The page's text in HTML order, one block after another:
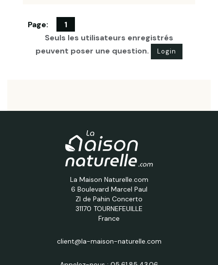
Page:
1
Seuls les utilisateurs enregistrés
peuvent poser une question.
Login
La Maison Naturelle.com
6 Boulevard Marcel Paul
ZI de Pahin Concerto
31170 TOURNEFEUILLE
France
client@la-maison-naturelle.com